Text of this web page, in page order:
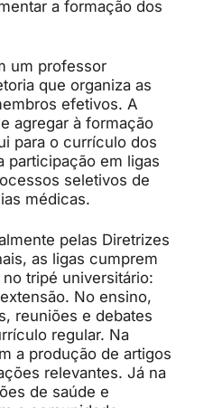
a formação dos
um professor
que organiza as
efetivos. A
agregar à formação
para o currículo dos
participação em ligas
seletivos de
médicas.
pelas Diretrizes
as ligas cumprem
tripé universitário:
No ensino,
reuniões e debates
regular. Na
a produção de artigos
relevantes. Já na
de saúde e